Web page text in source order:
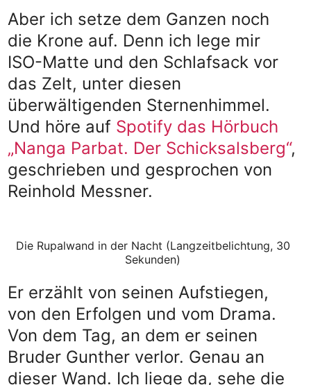
Aber ich setze dem Ganzen noch
die Krone auf. Denn ich lege mir
ISO-Matte und den Schlafsack vor
das Zelt, unter diesen
überwältigenden Sternenhimmel.
Und höre auf Spotify das Hörbuch
„Nanga Parbat. Der Schicksalsberg“,
geschrieben und gesprochen von
Reinhold Messner.
Die Rupalwand in der Nacht (Langzeitbelichtung, 30
Sekunden)
Er erzählt von seinen Aufstiegen,
von den Erfolgen und vom Drama.
Von dem Tag, an dem er seinen
Bruder Gunther verlor. Genau an
dieser Wand. Ich liege da, sehe die